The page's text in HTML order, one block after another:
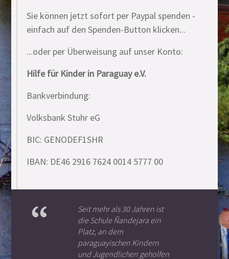
Sie können jetzt sofort per Paypal spenden -
einfach auf den Spenden-Button klicken...
...oder per Überweisung auf unser Konto:
Hilfe für Kinder in Paraguay e.V.
Bankverbindung:
Volksbank Stuhr eG
BIC: GENODEF1SHR
IBAN: DE46 2916 7624 0014 5777 00
Seit mehr als 30 Jahren ist
die Schule Ñandejara ein
Platz, an dem
paraguayischen Kindern
und Jugendlichen geholfen